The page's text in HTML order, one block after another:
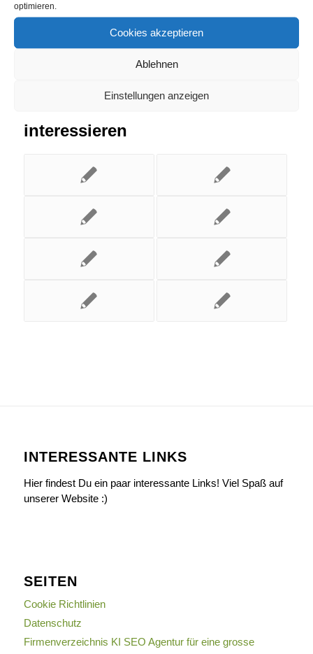
optimieren.
Cookies akzeptieren
Ablehnen
Einstellungen anzeigen
interessieren
INTERESSANTE LINKS
Hier findest Du ein paar interessante Links! Viel Spaß auf
unserer Website :)
SEITEN
Cookie Richtlinien
Datenschutz
Firmenverzeichnis KI SEO Agentur für eine grosse